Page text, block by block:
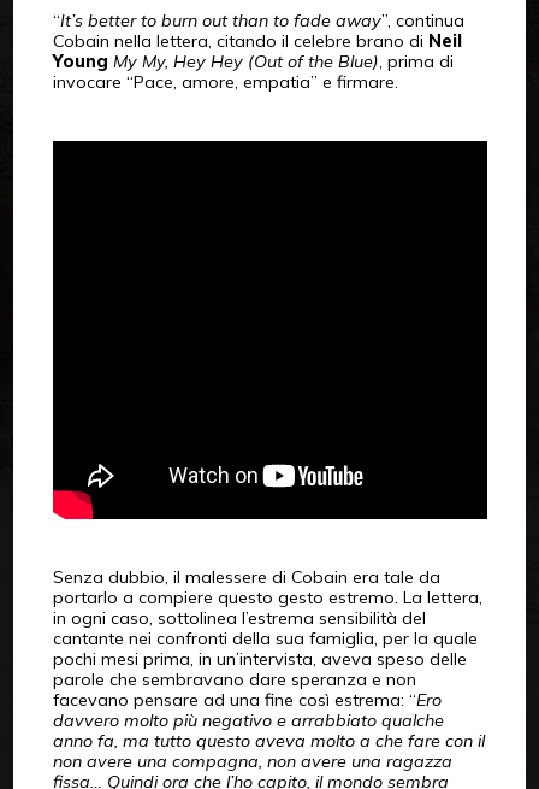
“It’s better to burn out than to fade away”, continua
Cobain nella lettera, citando il celebre brano di Neil
Young My My, Hey Hey (Out of the Blue), prima di
invocare “Pace, amore, empatia” e firmare.
Senza dubbio, il malessere di Cobain era tale da
portarlo a compiere questo gesto estremo. La lettera,
in ogni caso, sottolinea l’estrema sensibilità del
cantante nei confronti della sua famiglia, per la quale
pochi mesi prima, in un’intervista, aveva speso delle
parole che sembravano dare speranza e non
facevano pensare ad una fine così estrema: “Ero
davvero molto più negativo e arrabbiato qualche
anno fa, ma tutto questo aveva molto a che fare con il
non avere una compagna, non avere una ragazza
fissa… Quindi ora che l’ho capito, il mondo sembra